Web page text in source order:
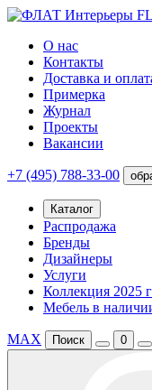
О нас
Контакты
Доставка и
Примерка
Журнал
Проекты
Вакансии
+7 (495) 788-33-00
Каталог
Распродажа
Бренды
Дизайнеры
Услуги
Коллекция 2025
Мебель в
MAX Поиск 0